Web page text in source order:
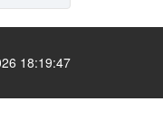
18:19:47